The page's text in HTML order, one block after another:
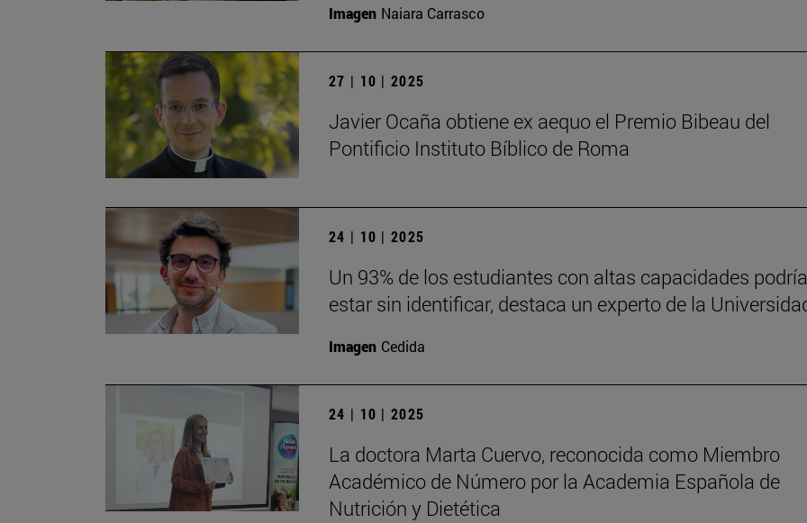
Imagen Naiara Carrasco
27 | 10 | 2025
Javier Ocaña obtiene ex aequo el Premio Bibeau del
Pontificio Instituto Bíblico de Roma
24 | 10 | 2025
Un 93% de los estudiantes con altas capacidades
estar sin identificar, destaca un experto de la
Imagen Cedida
24 | 10 | 2025
La doctora Marta Cuervo, reconocida como Miembro
Académico de Número por la Academia Española de
Nutrición y Dietética